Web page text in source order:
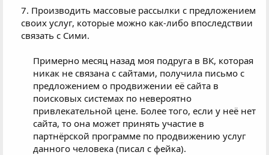
7. Производить массовые рассылки с предложением
своих услуг, которые можно как-либо впоследствии
связать с Сими.​
Примерно месяц назад моя подруга в ВК, которая
никак не связана с сайтами, получила письмо с
предложением о продвижении её сайта в
поисковых системах по невероятно
привлекательной цене. Более того, если у неё нет
сайта, то она может принять участие в
партнёрской программе по продвижению услуг
данного человека (писал с фейка).​